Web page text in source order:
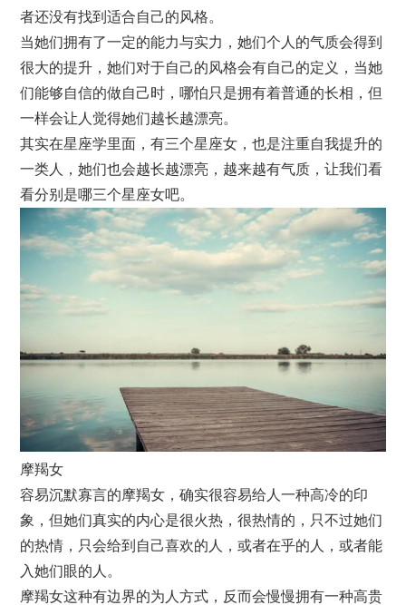
者还没有找到适合自己的风格。
当她们拥有了一定的能力与实力，她们个人的气质会得到
很大的提升，她们对于自己的风格会有自己的定义，当她
们能够自信的做自己时，哪怕只是拥有着普通的长相，但
一样会让人觉得她们越长越漂亮。
其实在星座学里面，有三个星座女，也是注重自我提升的
一类人，她们也会越长越漂亮，越来越有气质，让我们看
看分别是哪三个星座女吧。
摩羯女
容易沉默寡言的摩羯女，确实很容易给人一种高冷的印
象，但她们真实的内心是很火热，很热情的，只不过她们
的热情，只会给到自己喜欢的人，或者在乎的人，或者能
入她们眼的人。
摩羯女这种有边界的为人方式，反而会慢慢拥有一种高贵